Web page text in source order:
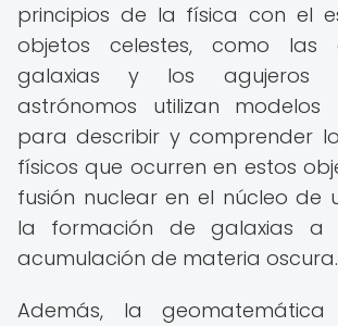
principios de la física con el
objetos celestes, como las
galaxias y los agujeros
astrónomos utilizan modelos
para describir y comprender
físicos que ocurren en estos
fusión nuclear en el núcleo de
la formación de galaxias
acumulación de materia oscura.
Además, la